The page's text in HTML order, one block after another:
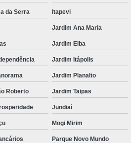
da Serra Itapevi
Jardim Ana Maria
Jardim Elba
Jardim Itápolis
Jardim Planalto
Roberto Jardim Taipas
Jundiaí
Mogi Mirim
Parque Novo Mundo